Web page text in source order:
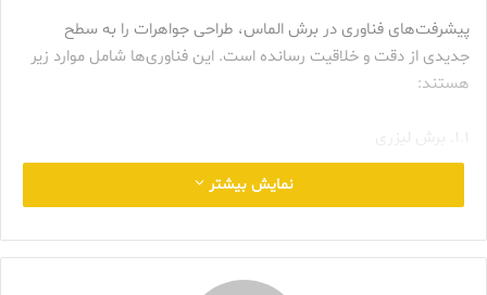
پیشرفت‌های فناوری در برش الماس، طراحی جواهرات را به سطح
جدیدی از دقت و خلاقیت رسانده است. این فناوری‌ها شامل موارد زیر
هستند:
۱.۱. برش لیزری
برش لیزری با استفاده از لیزرهای پرقدرت، امکان برش دقیق الماس‌های
داده و ضایعات را به حداقل می‌رساند. همچنین، امکان خلق اشکال
نمایش بیشتر